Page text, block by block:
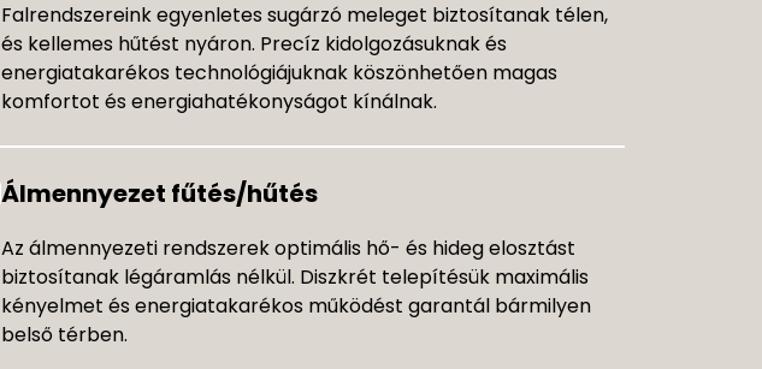
Falrendszereink egyenletes sugárzó meleget biztosítanak télen,
és kellemes hűtést nyáron. Precíz kidolgozásuknak és
energiatakarékos technológiájuknak köszönhetően magas
komfortot és energiahatékonyságot kínálnak.
Álmennyezet fűtés/hűtés
Az álmennyezeti rendszerek optimális hő- és hideg elosztást
biztosítanak légáramlás nélkül. Diszkrét telepítésük maximális
kényelmet és energiatakarékos működést garantál bármilyen
belső térben.